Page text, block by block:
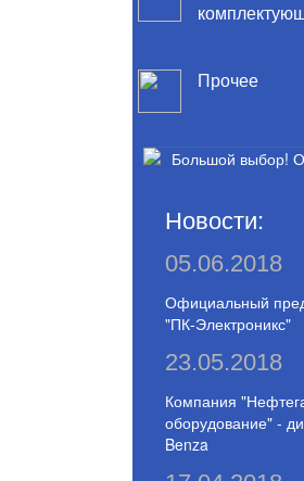
Прочее
Новости:
05.06.2018
Официальный
"ПК-Электроникс"
23.05.2018
Компания
оборудование" -
Benza